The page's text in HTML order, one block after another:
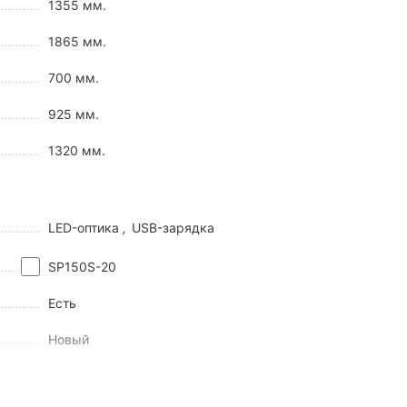
В первую очередь городской мотороллер должен
четырехтактный 150-кубовый двигатель. Такой
скорость в потоке автомобилей.
среди которых:
1355 мм.
1865 мм.
700 мм.
925 мм.
1320 мм.
LED-оптика , USB-зарядка
SP150S-20
Есть
Новый